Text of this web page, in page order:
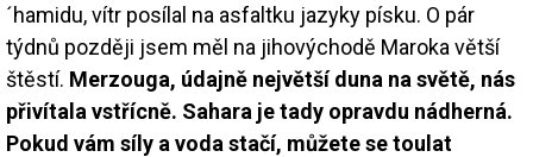
´hamidu, vítr posílal na asfaltku jazyky písku. O pár
týdnů později jsem měl na jihovýchodě Maroka větší
štěstí. Merzouga, údajně největší duna na světě, nás
přivítala vstřícně. Sahara je tady opravdu nádherná.
Pokud vám síly a voda stačí, můžete se toulat